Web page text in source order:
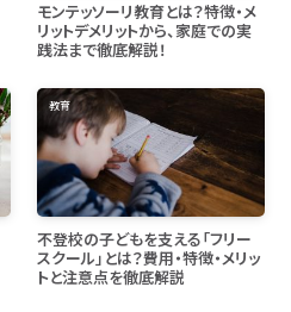
モンテッソーリ教育とは？特徴・メ
リットデメリットから、家庭での実
践法まで徹底解説！
教育
不登校の子どもを支える「フリー
スクール」とは？費用・特徴・メリッ
トと注意点を徹底解説